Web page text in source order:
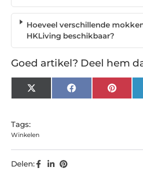
Hoeveel verschillende
HKLiving beschikbaar?
Goed artikel? Deel hem
X
(Twitter)
Facebook
Tags:
Winkelen
Delen: